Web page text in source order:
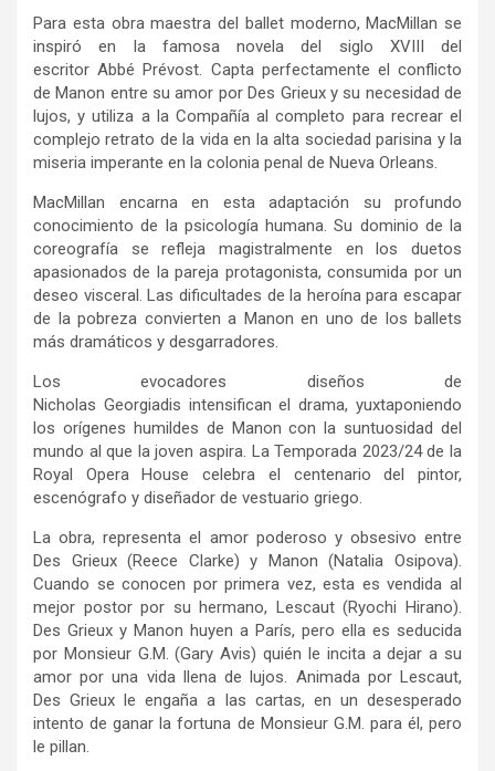
Para esta obra maestra del ballet moderno, MacMillan se
inspiró en la famosa novela del siglo XVIII del
escritor Abbé Prévost. Capta perfectamente el conflicto
de Manon entre su amor por Des Grieux y su necesidad de
lujos, y utiliza a la Compañía al completo para recrear el
complejo retrato de la vida en la alta sociedad parisina y la
miseria imperante en la colonia penal de Nueva Orleans.
MacMillan encarna en esta adaptación su profundo
conocimiento de la psicología humana. Su dominio de la
coreografía se refleja magistralmente en los duetos
apasionados de la pareja protagonista, consumida por un
deseo visceral. Las dificultades de la heroína para escapar
de la pobreza convierten a Manon en uno de los ballets
más dramáticos y desgarradores.
Los evocadores diseños de
Nicholas Georgiadis intensifican el drama, yuxtaponiendo
los orígenes humildes de Manon con la suntuosidad del
mundo al que la joven aspira. La Temporada 2023/24 de la
Royal Opera House celebra el centenario del pintor,
escenógrafo y diseñador de vestuario griego.
La obra, representa el amor poderoso y obsesivo entre
Des Grieux (Reece Clarke) y Manon (Natalia Osipova).
Cuando se conocen por primera vez, esta es vendida al
mejor postor por su hermano, Lescaut (Ryochi Hirano).
Des Grieux y Manon huyen a París, pero ella es seducida
por Monsieur G.M. (Gary Avis) quién le incita a dejar a su
amor por una vida llena de lujos. Animada por Lescaut,
Des Grieux le engaña a las cartas, en un desesperado
intento de ganar la fortuna de Monsieur G.M. para él, pero
le pillan.